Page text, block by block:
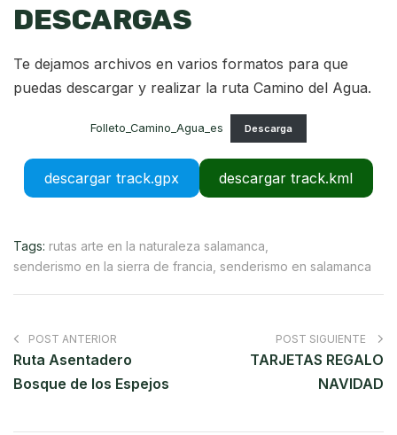
DESCARGAS
Te dejamos archivos en varios formatos para que
puedas descargar y realizar la ruta Camino del Agua.
Folleto_Camino_Agua_es Descarga
descargar track.gpx descargar track.kml
Tags: rutas arte en la naturaleza salamanca
senderismo en la sierra de francia senderismo en salamanca
POST ANTERIOR
Ruta Asentadero
Bosque de los Espejos
POST SIGUIENTE
TARJETAS REGALO
NAVIDAD